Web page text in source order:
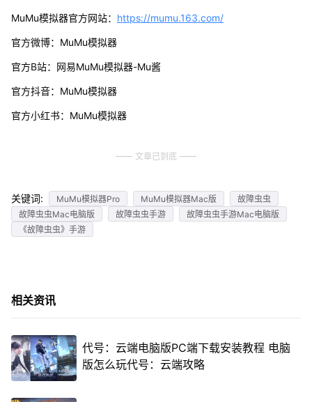
MuMu模拟器官方网站： https://mumu.163.com/
官方微博：MuMu模拟器
官方B站：网易MuMu模拟器-Mu酱
官方抖音：MuMu模拟器
官方小红书：MuMu模拟器
文章已到底
关键词: MuMu模拟器Pro MuMu模拟器Mac版
故障虫虫
故障虫虫Mac电脑版
故障虫虫手游
故障虫虫手游Mac电脑版
《故障虫虫》手游
相关资讯
代号：云端电脑版PC端下载安装教程 电脑
版怎么玩代号：云端攻略